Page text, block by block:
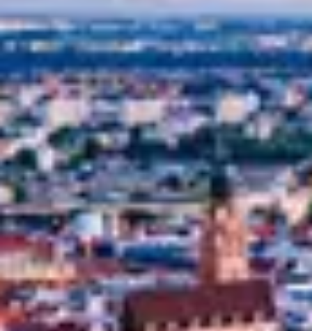
outgesourct.
Bei dieser Lösung arbeiten Sie aus der Ferne mit
dem gesamten IT-Team in Breslau oder einer
anderen polnischen Stadt zusammen.
Wir können Teil Ihrer Teams sein oder wir können
eines Ihrer Teams sein.
Wir bauen das Team hauptsächlich von Grund auf
neu auf, haben aber auch ein Portfolio bestehender
Teams.
Sie können ein Entwicklungsteam einstellen, das
sich aus Back- und Front-End-Entwicklern
zusammensetzt und von einem technischen Leiter
und Testern unterstützt wird.Keine unnötigen
Formalitäten, kein zeitraubender Papierkram.
Schnell sein ist für uns entscheidend.
Wir arbeiten auf der Grundlage von Zeit und
Material (Stundensatz).
Flexibilität – 1 Monat Kündigungsfrist.
Günstige geografische Lage – Breslau (700.000